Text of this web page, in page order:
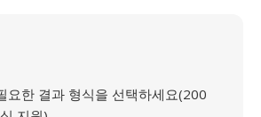
요한 결과 형식을 선택하세요(200